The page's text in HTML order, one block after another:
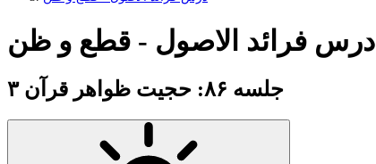
درس فرائد الاصول - قطع و ظن
جلسه ۸۶: حجیت ظواهر قرآن ۳